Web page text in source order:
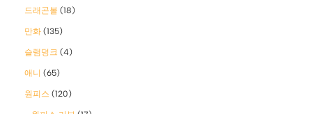
드래곤볼 (18)
만화 (135)
슬램덩크 (4)
애니 (65)
원피스 (120)